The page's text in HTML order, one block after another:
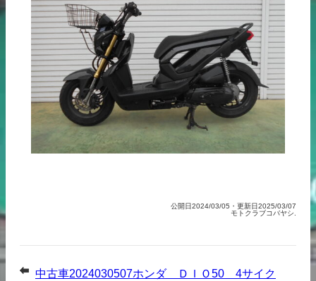
公開日2024/03/05・更新日2025/03/07
モトクラブコバヤシ.
中古車2024030507ホンダ ＤＩＯ50 4サイク